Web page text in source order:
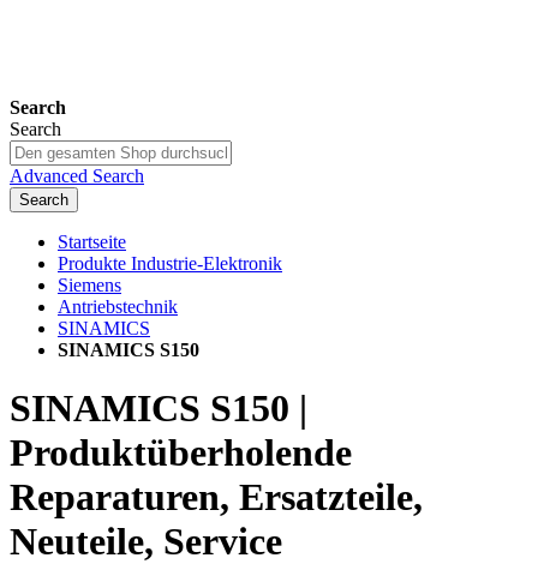
Search
Search
Advanced Search
Search
Startseite
Produkte Industrie-Elektronik
Siemens
Antriebstechnik
SINAMICS
SINAMICS S150
SINAMICS S150 |
Produktüberholende
Reparaturen, Ersatzteile,
Neuteile, Service